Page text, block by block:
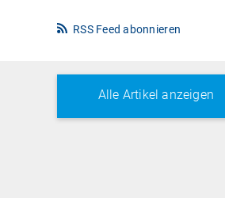
RSS Feed abonnieren
Alle Artikel anzeigen